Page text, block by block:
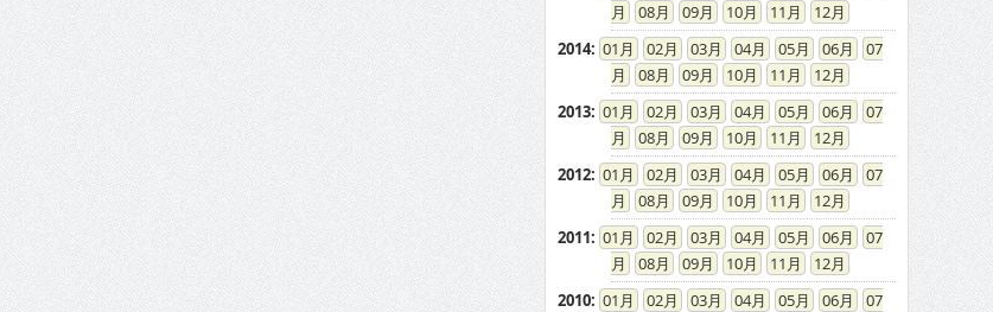
08
09 10 11
12
2014: 01 02 03 04 05 06
07
08
09 10 11
12
2013: 01 02 03 04 05 06
07
08
09 10 11
12
2012: 01 02 03 04 05 06
07
08
09 10 11
12
2011: 01 02 03 04 05 06
07
08
09 10 11
12
2010: 01 02 03 04 05 06
07